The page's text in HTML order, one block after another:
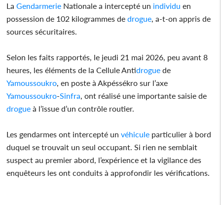
LaGendarmerie Nationale a intercepté un individu en
possession de 102 kilogrammes dedrogue, a-t-on appris de
sources sécuritaires.
Selon les faits rapportés, le jeudi 21 mai 2026, peu avant 8
heures, les éléments de la Cellule Antidrogue de
Yamoussoukro, en poste à Akpéssékro sur l’axe
Yamoussoukro-Sinfra, ont réalisé une importante saisie de
drogue à l’issue d’un contrôle routier.
Les gendarmes ont intercepté unvéhicule particulier à bord
duquel se trouvait un seul occupant. Si rien ne semblait
suspect au premier abord, l’expérience et la vigilance des
enquêteurs les ont conduits à approfondir les vérifications.